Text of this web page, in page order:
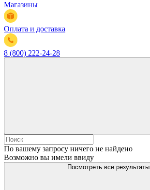
Магазины
Оплата и доставка
8 (800) 222-24-28
По вашему запросу ничего не найдено
Возможно вы имели ввиду
Посмотреть все результаты